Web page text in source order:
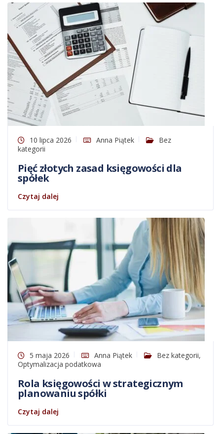
10 lipca 2026 Anna Piątek
Bez
kategorii
Pięć złotych zasad księgowości dla
spółek
Czytaj dalej
5 maja 2026 Anna Piątek Bez kategorii,
Optymalizacja podatkowa
Rola księgowości w strategicznym
planowaniu spółki
Czytaj dalej